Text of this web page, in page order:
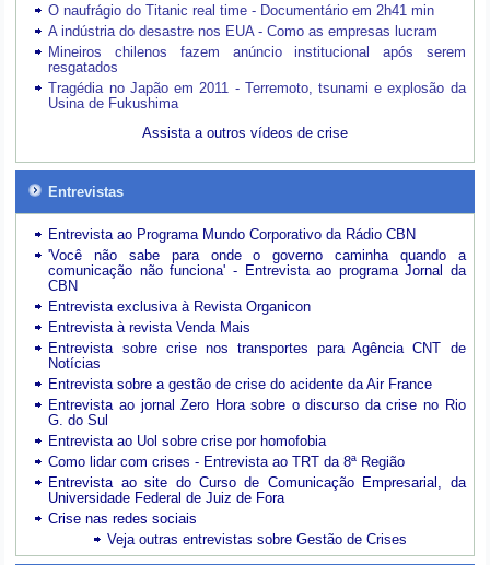
O naufrágio do Titanic real time - Documentário em 2h41 min
A indústria do desastre nos EUA - Como as empresas lucram
Mineiros chilenos fazem anúncio institucional após serem
resgatados
Tragédia no Japão em 2011 - Terremoto, tsunami e explosão da
Usina de Fukushima
Assista a outros vídeos de crise
Entrevistas
Entrevista ao Programa Mundo Corporativo da Rádio CBN
'Você não sabe para onde o governo caminha quando a
comunicação não funciona' - Entrevista ao programa Jornal da
CBN
Entrevista exclusiva à Revista Organicon
Entrevista à revista Venda Mais
Entrevista sobre crise nos transportes para Agência CNT de
Notícias
Entrevista sobre a gestão de crise do acidente da Air France
Entrevista ao jornal Zero Hora sobre o discurso da crise no Rio
G. do Sul
Entrevista ao Uol sobre crise por homofobia
Como lidar com crises - Entrevista ao TRT da 8ª Região
Entrevista ao site do Curso de Comunicação Empresarial, da
Universidade Federal de Juiz de Fora
Crise nas redes sociais
Veja outras entrevistas sobre Gestão de Crises